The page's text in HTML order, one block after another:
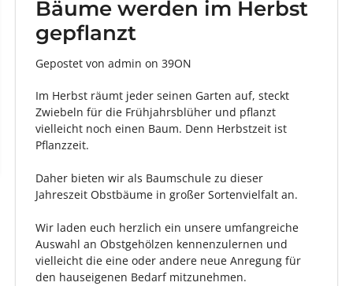
Bäume werden im Herbst
gepflanzt
Gepostet von admin on 39ON
Im Herbst räumt jeder seinen Garten auf, steckt
Zwiebeln für die Frühjahrsblüher und pflanzt
vielleicht noch einen Baum. Denn Herbstzeit ist
Pflanzzeit.
Daher bieten wir als Baumschule zu dieser
Jahreszeit Obstbäume in großer Sortenvielfalt an.
Wir laden euch herzlich ein unsere umfangreiche
Auswahl an Obstgehölzen kennenzulernen und
vielleicht die eine oder andere neue Anregung für
den hauseigenen Bedarf mitzunehmen.